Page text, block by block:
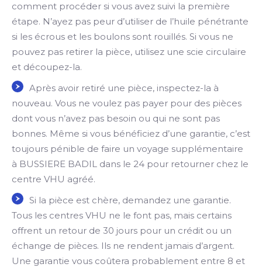
comment procéder si vous avez suivi la première
étape. N’ayez pas peur d’utiliser de l’huile pénétrante
si les écrous et les boulons sont rouillés. Si vous ne
pouvez pas retirer la pièce, utilisez une scie circulaire
et découpez-la.
Après avoir retiré une pièce, inspectez-la à
nouveau. Vous ne voulez pas payer pour des pièces
dont vous n’avez pas besoin ou qui ne sont pas
bonnes. Même si vous bénéficiez d’une garantie, c’est
toujours pénible de faire un voyage supplémentaire
à BUSSIERE BADIL dans le 24 pour retourner chez le
centre VHU agréé.
Si la pièce est chère, demandez une garantie.
Tous les centres VHU ne le font pas, mais certains
offrent un retour de 30 jours pour un crédit ou un
échange de pièces. Ils ne rendent jamais d’argent.
Une garantie vous coûtera probablement entre 8 et